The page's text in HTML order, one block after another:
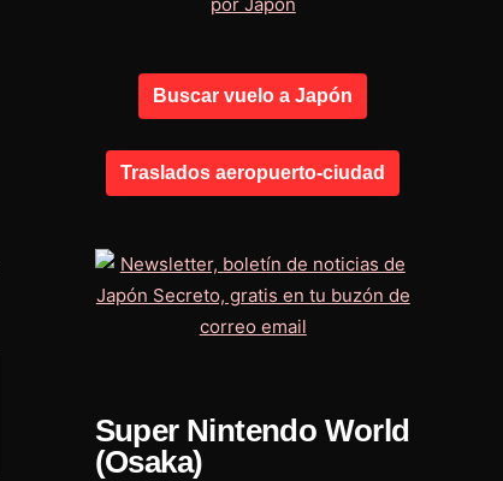
Buscar vuelo a Japón
Traslados aeropuerto-ciudad
Super Nintendo World
(Osaka)